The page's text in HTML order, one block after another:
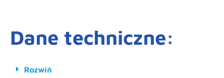
Dane techniczne:
Rozwiń